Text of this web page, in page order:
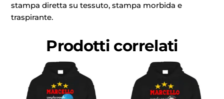
stampa diretta su tessuto, stampa morbida e
traspirante.
Prodotti correlati